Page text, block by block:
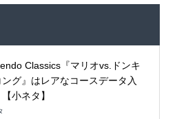
Classics『マリオvs.ドンキ
ング』はレアなコースデータ入
【小ネタ】